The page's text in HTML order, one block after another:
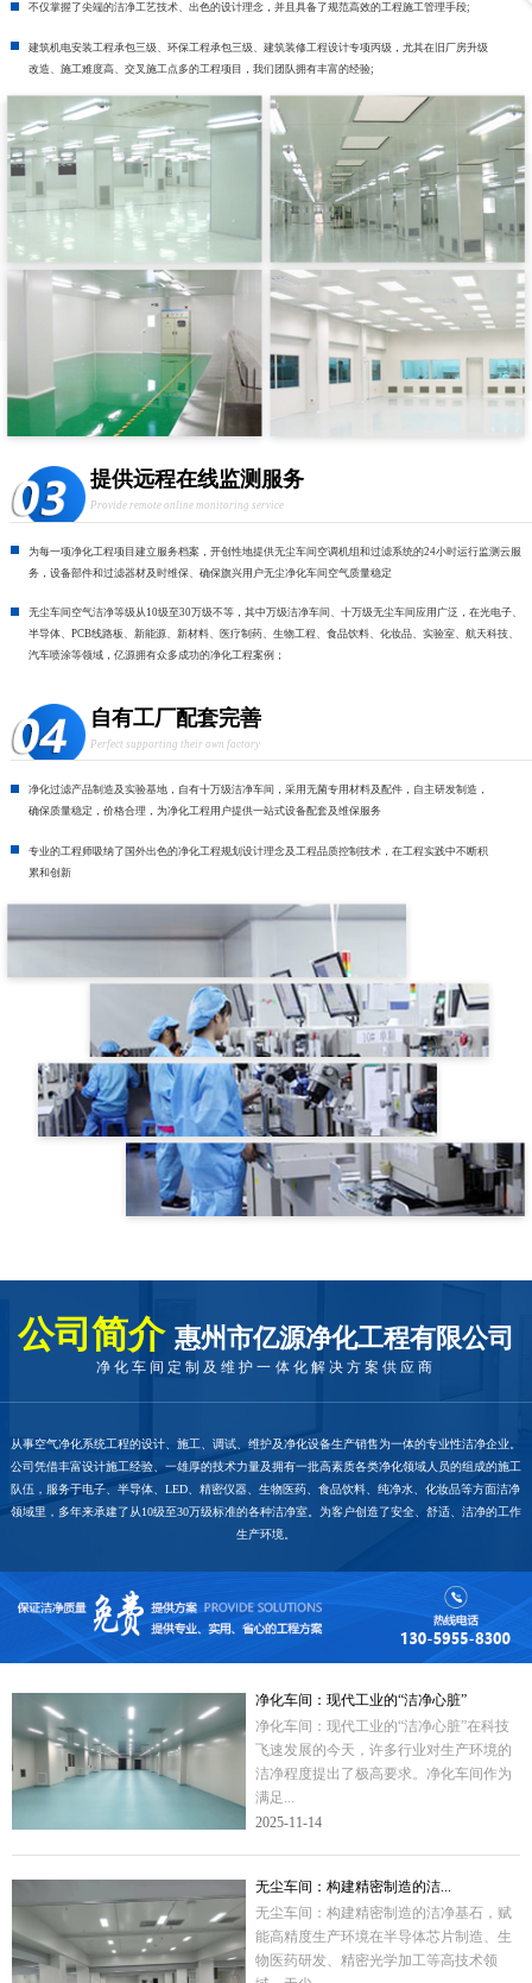
不仅掌握了尖端的洁净工艺技术、出色的设计理念，并且具备了规范高效的工程施工管理手段;
建筑机电安装工程承包三级、环保工程承包三级、建筑装修工程设计专项丙级，尤其在旧厂房升级
改造、施工难度高、交叉施工点多的工程项目，我们团队拥有丰富的经验;
提供远程在线监测服务
Provide remote online monitoring service
为每一项净化工程项目建立服务档案，开创性地提供无尘车间空调机组和过滤系统的24小时运行监测云服
务，设备部件和过滤器材及时维保、确保旗兴用户无尘净化车间空气质量稳定
无尘车间空气洁净等级从10级至30万级不等，其中万级洁净车间、十万级无尘车间应用广泛，在光电子、
半导体、PCB线路板、新能源、新材料、医疗制药、生物工程、食品饮料、化妆品、实验室、航天科技、
汽车喷涂等领域，亿源拥有众多成功的净化工程案例；
自有工厂配套完善
Perfect supporting their own factory
净化过滤产品制造及实验基地，自有十万级洁净车间，采用无菌专用材料及配件，自主研发制造，
确保质量稳定，价格合理，为净化工程用户提供一站式设备配套及维保服务
专业的工程师吸纳了国外出色的净化工程规划设计理念及工程品质控制技术，在工程实践中不断积
累和创新
公司简介 惠州市亿源净化工程有限公司
净化车间定制及维护一体化解决方案供应商
从事空气净化系统工程的设计、施工、调试、维护及净化设备生产销售为一体的专业性洁净企业。
公司凭借丰富设计施工经验、一雄厚的技术力量及拥有一批高素质各类净化领域人员的组成的施工
队伍，服务于电子、半导体、LED、精密仪器、生物医药、食品饮料、纯净水、化妆品等方面洁净
领域里，多年来承建了从10级至30万级标准的各种洁净室。为客户创造了安全、舒适、洁净的工作
生产环境。
净化车间：现代工业的“洁净心脏”
净化车间：现代工业的“洁净心脏”在科技
飞速发展的今天，许多行业对生产环境的
洁净程度提出了极高要求。净化车间作为
满足...
2025-11-14
无尘车间：构建精密制造的洁...
无尘车间：构建精密制造的洁净基石，赋
能高精度生产环境在半导体芯片制造、生
物医药研发、精密光学加工等高技术领